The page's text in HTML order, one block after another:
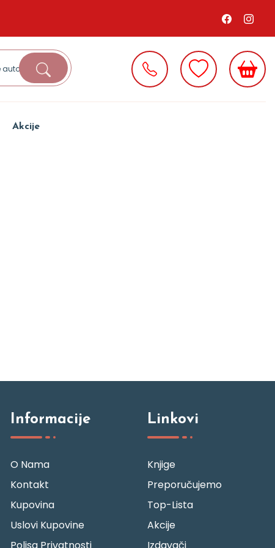
Akcije
Informacije
O Nama
Kontakt
Kupovina
Uslovi Kupovine
Linkovi
Knjige
Preporučujemo
Top-Lista
Akcije